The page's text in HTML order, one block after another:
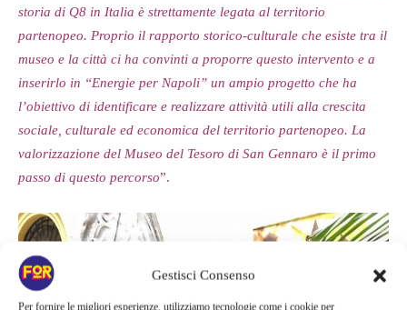
Gestisci Consenso
Per fornire le migliori esperienze, utilizziamo tecnologie come i cookie per
storia di Q8 in Italia è strettamente legata al territorio
partenopeo. Proprio il rapporto storico-culturale che esiste tra il
museo e la città ci ha convinti a proporre questo intervento e a
inserirlo in “Energie per Napoli” un ampio progetto che ha
l’obiettivo di identificare e realizzare attività utili alla crescita
sociale, culturale ed economica del territorio partenopeo. La
valorizzazione del Museo del Tesoro di San Gennaro è il primo
passo di questo percorso”.